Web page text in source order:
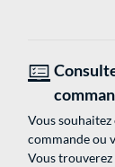
Vous
commande ou
Vous